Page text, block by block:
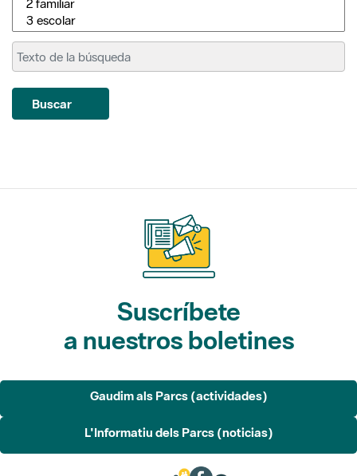
Buscar
Suscríbete
a nuestros boletines
Gaudim als Parcs (actividades)